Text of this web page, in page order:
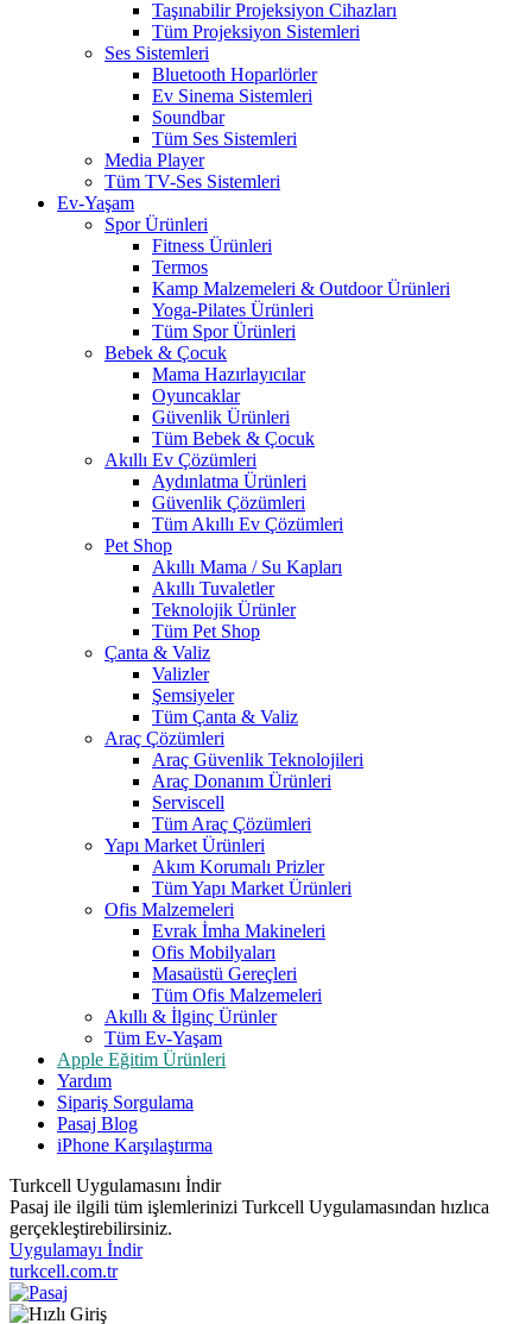
Taşınabilir Projeksiyon Cihazları
Tüm Projeksiyon Sistemleri
Ses Sistemleri
Bluetooth Hoparlörler
Ev Sinema Sistemleri
Soundbar
Tüm Ses Sistemleri
Media Player
Tüm TV-Ses Sistemleri
Ev-Yaşam
Spor Ürünleri
Fitness Ürünleri
Termos
Kamp Malzemeleri & Outdoor Ürünleri
Yoga-Pilates Ürünleri
Tüm Spor Ürünleri
Bebek & Çocuk
Mama Hazırlayıcılar
Oyuncaklar
Güvenlik Ürünleri
Tüm Bebek & Çocuk
Akıllı Ev Çözümleri
Aydınlatma Ürünleri
Güvenlik Çözümleri
Tüm Akıllı Ev Çözümleri
Pet Shop
Akıllı Mama / Su Kapları
Akıllı Tuvaletler
Teknolojik Ürünler
Tüm Pet Shop
Çanta & Valiz
Valizler
Şemsiyeler
Tüm Çanta & Valiz
Araç Çözümleri
Araç Güvenlik Teknolojileri
Araç Donanım Ürünleri
Serviscell
Tüm Araç Çözümleri
Yapı Market Ürünleri
Akım Korumalı Prizler
Tüm Yapı Market Ürünleri
Ofis Malzemeleri
Evrak İmha Makineleri
Ofis Mobilyaları
Masaüstü Gereçleri
Tüm Ofis Malzemeleri
Akıllı & İlginç Ürünler
Tüm Ev-Yaşam
Apple Eğitim Ürünleri
Yardım
Sipariş Sorgulama
Pasaj Blog
iPhone Karşılaştırma
Turkcell Uygulamasını İndir
Pasaj ile ilgili tüm işlemlerinizi Turkcell Uygulamasından hızlıca
gerçekleştirebilirsiniz.
Uygulamayı İndir
turkcell.com.tr